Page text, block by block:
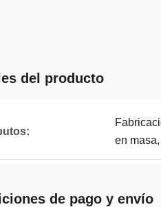
del producto
en
de pago y envío